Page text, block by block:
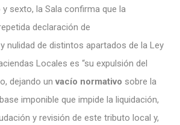
sexto, la Sala confirma que la
declaración de
nulidad de distintos apartados de la Ley
Locales es “su expulsión del
dejando un vacío normativo sobre la
imponible que impide la liquidación,
y revisión de este tributo local y,